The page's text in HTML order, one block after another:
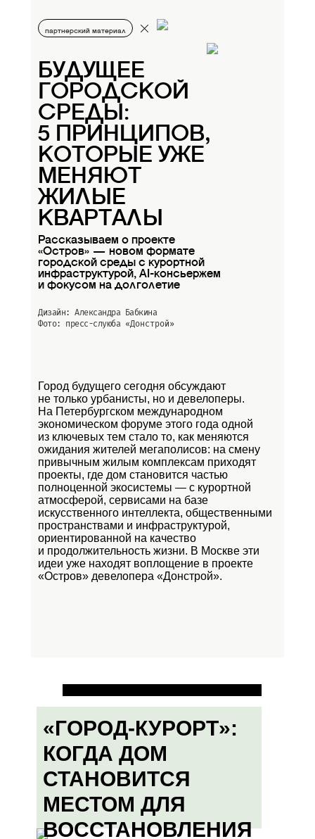
партнерский материал
БУДУЩЕЕ
ГОРОДСКОЙ
СРЕДЫ:
5 ПРИНЦИПОВ,
КОТОРЫЕ УЖЕ
МЕНЯЮТ
ЖИЛЫЕ
КВАРТАЛЫ
Рассказываем о проекте
«Остров» — новом формате
городской среды с курортной
инфраструктурой, AI-консьержем
и фокусом на долголетие
Дизайн: Александра Бабкина
Фото: пресс-слуюба «Донстрой»
Город будущего сегодня обсуждают
не только урбанисты, но и девелоперы.
На Петербургском международном
экономическом форуме этого года одной
из ключевых тем стало то, как меняются
ожидания жителей мегаполисов: на смену
привычным жилым комплексам приходят
проекты, где дом становится частью
полноценной экосистемы — с курортной
атмосферой, сервисами на базе
искусственного интеллекта, общественными
пространствами и инфраструктурой,
ориентированной на качество
и продолжительность жизни. В Москве эти
идеи уже находят воплощение в проекте
«Остров» девелопера «Донстрой».
«ГОРОД-КУРОРТ»:
КОГДА ДОМ
СТАНОВИТСЯ
МЕСТОМ ДЛЯ
ВОССТАНОВЛЕНИЯ